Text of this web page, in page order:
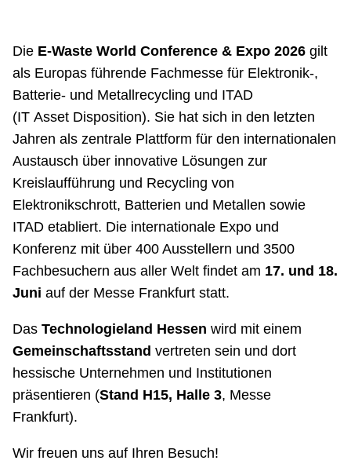
Die E-Waste World Conference & Expo 2026gilt
als Europas führende Fachmesse für Elektronik-,
Batterie- und Metallrecycling und ITAD
(IT Asset Disposition). Sie hat sich in den letzten
Jahren als zentrale Plattform für den internationalen
Austausch über innovative Lösungen zur
Kreislaufführung und Recycling von
Elektronikschrott, Batterien und Metallen sowie
ITAD etabliert. Die internationale Expo und
Konferenz mit über 400 Ausstellern und 3500
Fachbesuchern aus aller Welt findet am 17. und 18.
Juni auf der Messe Frankfurt statt.
Das Technologieland Hessen wird mit einem
Gemeinschaftsstand vertreten sein und dort
hessische Unternehmen und Institutionen
präsentieren (Stand H15, Halle 3, Messe
Frankfurt).
Wir freuen uns auf Ihren Besuch!